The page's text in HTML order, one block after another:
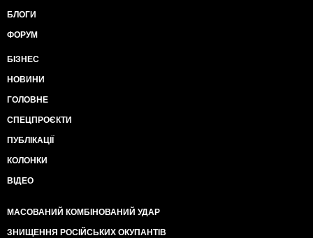
БЛОГИ
ФОРУМ
БІЗНЕС
НОВИНИ
ГОЛОВНЕ
СПЕЦПРОЄКТИ
ПУБЛІКАЦІЇ
КОЛОНКИ
ВІДЕО
МАСОВАНИЙ КОМБІНОВАНИЙ УДАР
ЗНИЩЕННЯ РОСІЙСЬКИХ ОКУПАНТІВ